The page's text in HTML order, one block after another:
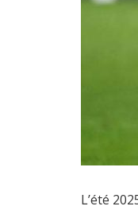
L’été